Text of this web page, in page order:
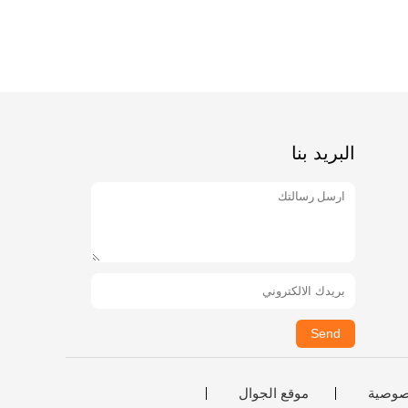
البريد بنا
Send
موقع الجوال